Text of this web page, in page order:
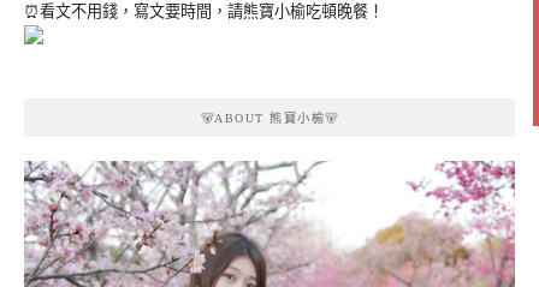
⏰看文不用錢，寫文要時間，請熊寶小榆吃頓晚餐！
🐻ABOUT 熊寶小榆🐻